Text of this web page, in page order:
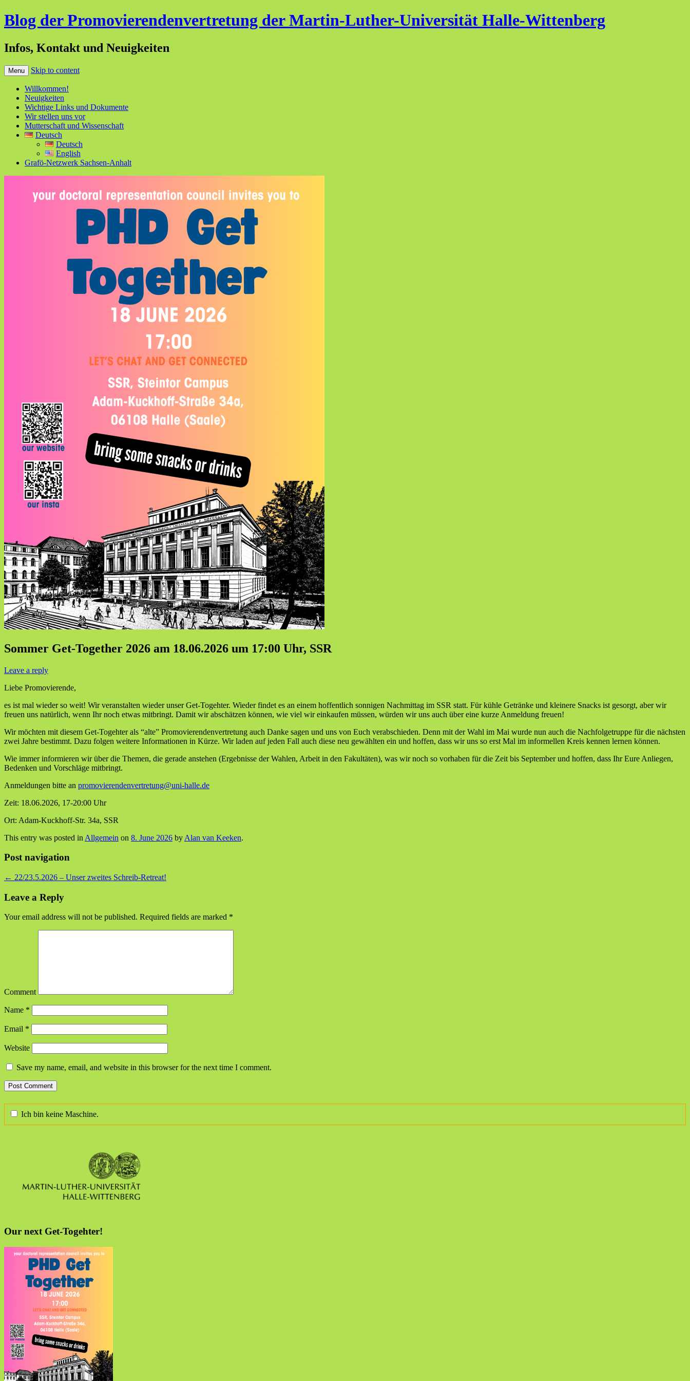
Blog der Promovierendenvertretung der Martin-Luther-Universität Halle-Wittenberg
Infos, Kontakt und Neuigkeiten
Menu Skip to content
Willkommen!
Neuigkeiten
Wichtige Links und Dokumente
Wir stellen uns vor
Mutterschaft und Wissenschaft
Deutsch
Deutsch
English
Grafö-Netzwerk Sachsen-Anhalt
Sommer Get-Together 2026 am 18.06.2026 um 17:00 Uhr, SSR
Leave a reply
Liebe Promovierende,
es ist mal wieder so weit! Wir veranstalten wieder unser Get-Togehter. Wieder findet es an einem hoffentlich sonnigen Nachmittag im SSR statt. Für kühle Getränke und kleinere Snacks ist gesorgt, aber wir
freuen uns natürlich, wenn Ihr noch etwas mitbringt. Damit wir abschätzen können, wie viel wir einkaufen müssen, würden wir uns auch über eine kurze Anmeldung freuen!
Wir möchten mit diesem Get-Togehter als “alte” Promovierendenvertretung auch Danke sagen und uns von Euch verabschieden. Denn mit der Wahl im Mai wurde nun auch die Nachfolgetruppe für die nächsten
zwei Jahre bestimmt. Dazu folgen weitere Informationen in Kürze. Wir laden auf jeden Fall auch diese neu gewählten ein und hoffen, dass wir uns so erst Mal im informellen Kreis kennen lernen können.
Wie immer informieren wir über die Themen, die gerade anstehen (Ergebnisse der Wahlen, Arbeit in den Fakultäten), was wir noch so vorhaben für die Zeit bis September und hoffen, dass Ihr Eure Anliegen,
Bedenken und Vorschläge mitbringt.
Anmeldungen bitte an promovierendenvertretung@uni-halle.de
Zeit: 18.06.2026, 17-20:00 Uhr
Ort: Adam-Kuckhoff-Str. 34a, SSR
This entry was posted in Allgemein on 8. June 2026 by Alan van Keeken.
Post navigation
← 22/23.5.2026 – Unser zweites Schreib-Retreat!
Leave a Reply
Your email address will not be published. Required fields are marked *
Comment
Name *
Email *
Website
Save my name, email, and website in this browser for the next time I comment.
Ich bin keine Maschine.
Our next Get-Togehter!